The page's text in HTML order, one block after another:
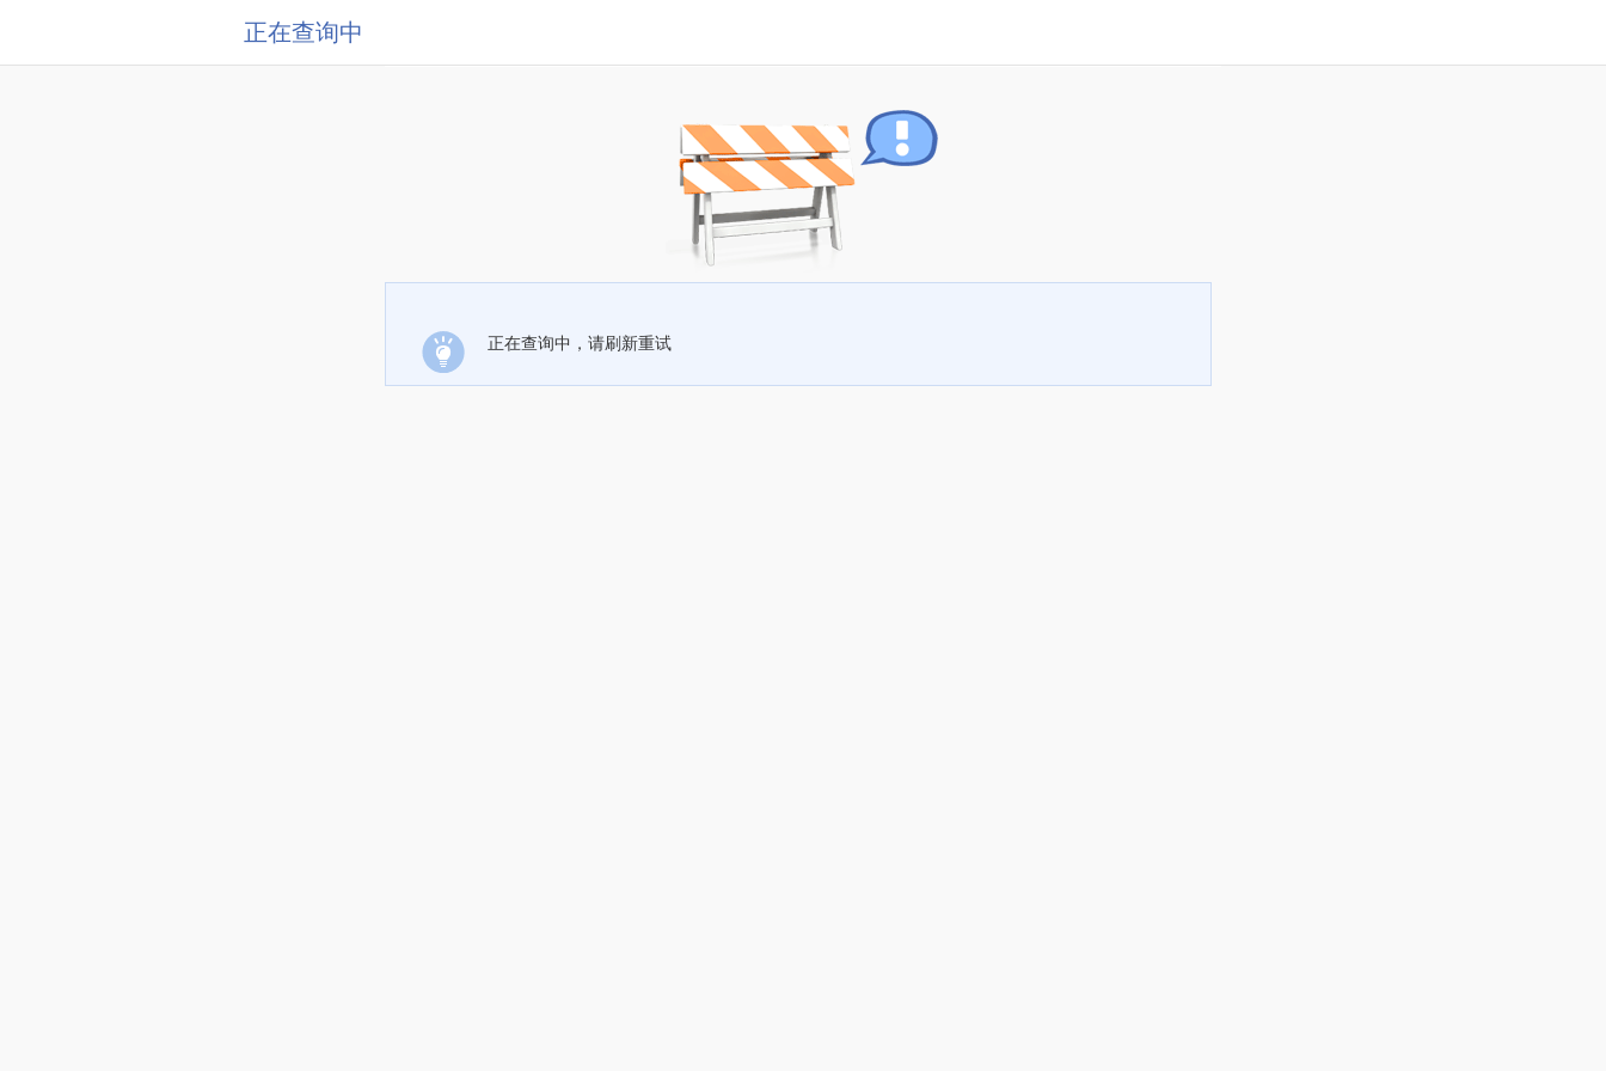
正在查询中
正在查询中，请刷新重试